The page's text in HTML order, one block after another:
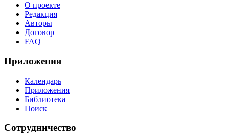
О проекте
Редакция
Авторы
Договор
FAQ
Приложения
Календарь
Приложения
Библиотека
Поиск
Сотрудничество